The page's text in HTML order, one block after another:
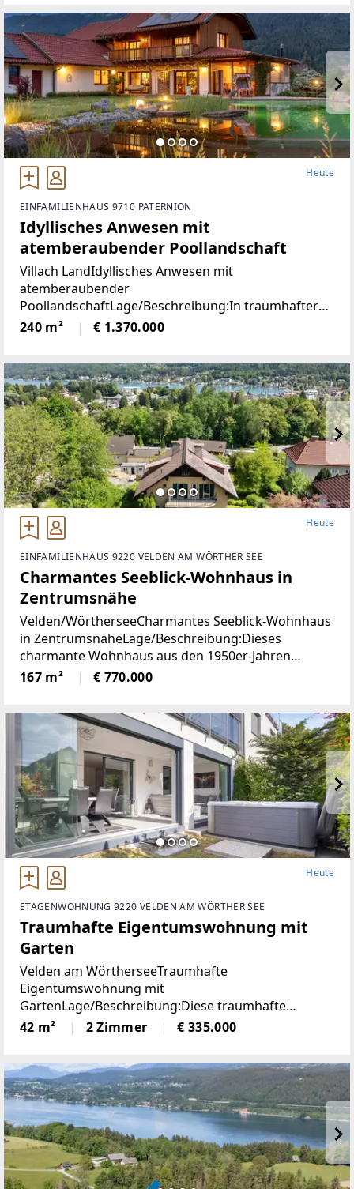
Heute
EINFAMILIENHAUS 9710 PATERNION
Idyllisches Anwesen mit
atemberaubender Poollandschaft
Villach LandIdyllisches Anwesen mit
atemberaubender
PoollandschaftLage/Beschreibung:In traumhafter
Lage von Feffernitz präsentiert sich dieses
außergewöhnliche Anwesen als wahres Refugium
240 m² € 1.370.000
Heute
EINFAMILIENHAUS 9220 VELDEN AM WÖRTHER SEE
Charmantes Seeblick-Wohnhaus in
Zentrumsnähe
Velden/WörtherseeCharmantes Seeblick-Wohnhaus
in ZentrumsnäheLage/Beschreibung:Dieses
charmante Wohnhaus aus den 1950er-Jahren
vereint eine hervorragende Aussichtslage mit viel
Potenzial zur Verwirklichung individueller
167 m² € 770.000
Heute
ETAGENWOHNUNG 9220 VELDEN AM WÖRTHER SEE
Traumhafte Eigentumswohnung mit
Garten
Velden am WörtherseeTraumhafte
Eigentumswohnung mit
GartenLage/Beschreibung:Diese traumhafte
Gartenwohnung liegt nur 800 Meter vom Zentrum
Veldens entfernt und bietet eine perfekte
Dank der westlichen
42 m² 2 Zimmer € 335.000